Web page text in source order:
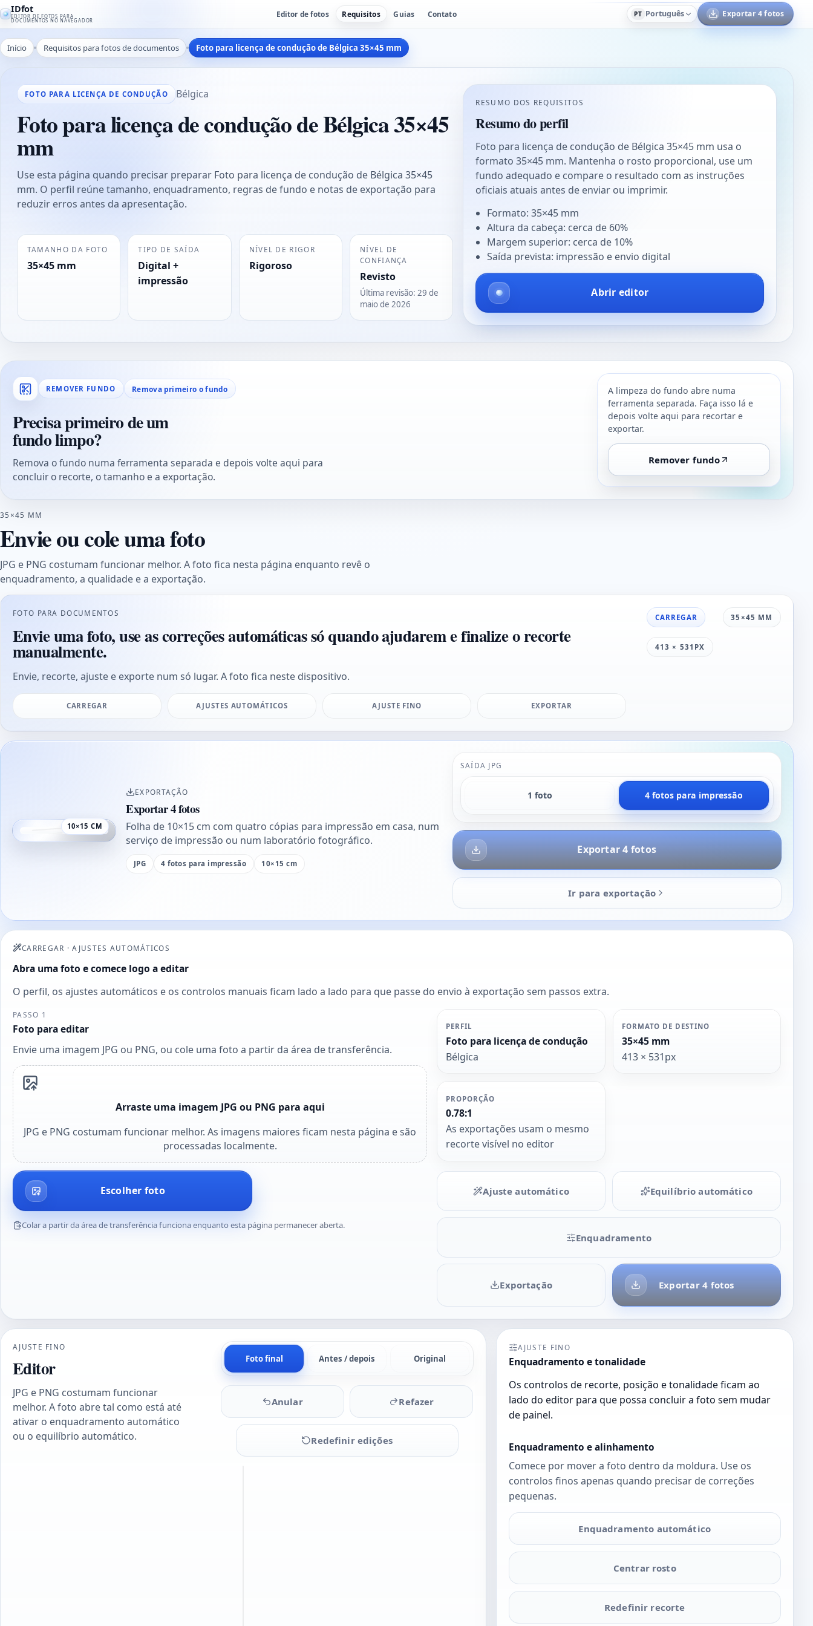
IDfot
EDITOR DE FOTOS PARA
DOCUMENTOS NO NAVEGADOR
Editor de fotos Requisitos Guias Contato PT Português Exportar 4 fotos
Início Requisitos para fotos de documentos Foto para licença de condução de Bélgica 35×45 mm
FOTO PARA LICENÇA DE CONDUÇÃO Bélgica
Foto para licença de condução de Bélgica 35×45
mm
Use esta página quando precisar preparar Foto para licença de condução de Bélgica 35×45
mm. O perfil reúne tamanho, enquadramento, regras de fundo e notas de exportação para
reduzir erros antes da apresentação.
TAMANHO DA FOTO
35×45 mm
TIPO DE SAÍDA
Digital +
impressão
NÍVEL DE RIGOR
Rigoroso
NÍVEL DE
CONFIANÇA
Revisto
Última revisão:29 de
maio de 2026
RESUMO DOS REQUISITOS
Resumo do perfil
Foto para licença de condução de Bélgica 35×45 mm usa o
formato 35×45 mm. Mantenha o rosto proporcional, use um
fundo adequado e compare o resultado com as instruções
oficiais atuais antes de enviar ou imprimir.
Formato: 35×45 mm
Altura da cabeça: cerca de 60%
Margem superior: cerca de 10%
Saída prevista: impressão e envio digital
Abrir editor
REMOVER FUNDO Remova primeiro o fundo
Precisa primeiro de um
fundo limpo?
Remova o fundo numa ferramenta separada e depois volte aqui para
concluir o recorte, o tamanho e a exportação.
A limpeza do fundo abre numa
ferramenta separada. Faça isso lá e
depois volte aqui para recortar e
exportar.
Remover fundo
35×45 MM
Envie ou cole uma foto
JPG e PNG costumam funcionar melhor. A foto fica nesta página enquanto revê o
enquadramento, a qualidade e a exportação.
FOTO PARA DOCUMENTOS
Envie uma foto, use as correções automáticas só quando ajudarem e finalize o recorte
manualmente.
Envie, recorte, ajuste e exporte num só lugar. A foto fica neste dispositivo.
CARREGAR 35×45 MM
413 × 531PX
CARREGAR AJUSTES AUTOMÁTICOS AJUSTE FINO EXPORTAR
10×15 CM
EXPORTAÇÃO
Exportar 4 fotos
Folha de 10×15 cm com quatro cópias para impressão em casa, num
serviço de impressão ou num laboratório fotográfico.
JPG 4 fotos para impressão 10×15 cm
SAÍDA JPG
1 foto 4 fotos para impressão
Exportar 4 fotos
Ir para exportação
CARREGAR ·AJUSTES AUTOMÁTICOS
Abra uma foto e comece logo a editar
O perfil, os ajustes automáticos e os controlos manuais ficam lado a lado para que passe do envio à exportação sem passos extra.
PASSO 1
Foto para editar
Envie uma imagem JPG ou PNG, ou cole uma foto a partir da área de transferência.
Arraste uma imagem JPG ou PNG para aqui
JPG e PNG costumam funcionar melhor. As imagens maiores ficam nesta página e são
processadas localmente.
Escolher foto
Colar a partir da área de transferência funciona enquanto esta página permanecer aberta.
PERFIL
Foto para licença de condução
Bélgica
FORMATO DE DESTINO
35×45 mm
413 × 531px
PROPORÇÃO
0.78:1
As exportações usam o mesmo
recorte visível no editor
Ajuste automático Equilíbrio automático
Enquadramento
Exportar 4 fotos
Exportação
AJUSTE FINO
Editor
JPG e PNG costumam funcionar
melhor. A foto abre tal como está até
ativar o enquadramento automático
ou o equilíbrio automático.
Foto final Antes / depois Original
Anular Refazer
Redefinir edições
AJUSTE FINO
Enquadramento e tonalidade
Os controlos de recorte, posição e tonalidade ficam ao
lado do editor para que possa concluir a foto sem mudar
de painel.
Enquadramento e alinhamento
Comece por mover a foto dentro da moldura. Use os
controlos finos apenas quando precisar de correções
pequenas.
Enquadramento automático
Centrar rosto
Redefinir recorte